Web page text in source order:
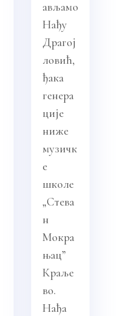
ављамо
Нађу
Драгој
ловић,
ђака
генера
ције
ниже
музичк
е
школе
„Стева
н
Мокра
њац”
Краље
во.
Нађа